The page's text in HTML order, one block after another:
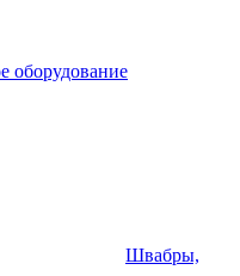
оборудование
Швабры,